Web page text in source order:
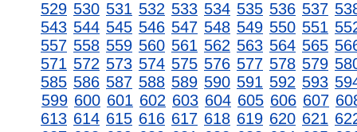
529 530 531 532 533 534 535 536 537
543 544 545 546 547 548 549 550 551
557 558 559 560 561 562 563 564 565
571 572 573 574 575 576 577 578 579
585 586 587 588 589 590 591 592 593
599 600 601 602 603 604 605 606 607
613 614 615 616 617 618 619 620 621